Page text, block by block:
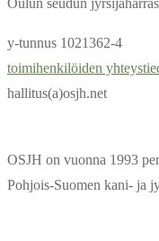
Oulun seudun
y-tunnus 1021362-4
toimihenkilöiden
hallitus(a)osjh.net
OSJH on vuonna 1993
Pohjois-Suomen kani- ja